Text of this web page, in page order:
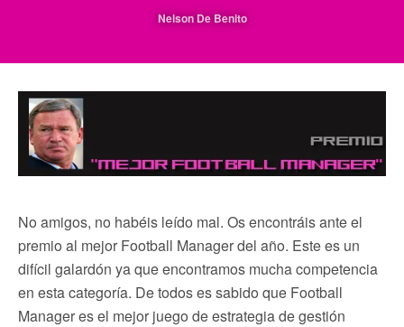
Nelson De Benito
No amigos, no habéis leído mal. Os encontráis ante el
premio al mejor Football Manager del año. Este es un
difícil galardón ya que encontramos mucha competencia
en esta categoría. De todos es sabido que Football
Manager es el mejor juego de estrategia de gestión